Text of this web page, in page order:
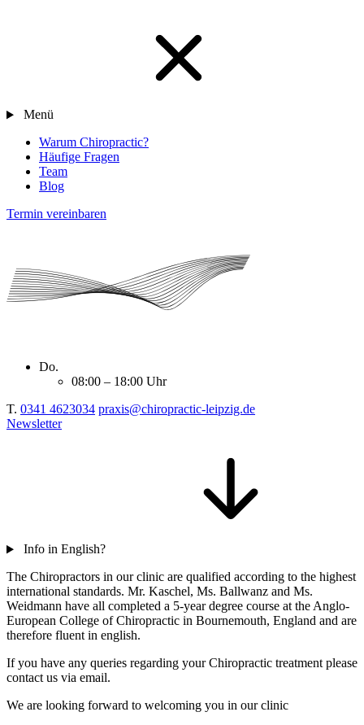
Menü
Warum Chiropractic?
Häufige Fragen
Team
Blog
Termin vereinbaren
Do.
08:00 – 18:00 Uhr
T. 0341 4623034 praxis@chiropractic-leipzig.de
Newsletter
Info in English?
The Chiropractors in our clinic are qualified according to the highest
international standards. Mr. Kaschel, Ms. Ballwanz and Ms.
Weidmann have all completed a 5-year degree course at the Anglo-
European College of Chiropractic in Bournemouth, England and are
therefore fluent in english.
If you have any queries regarding your Chiropractic treatment please
contact us via email.
We are looking forward to welcoming you in our clinic